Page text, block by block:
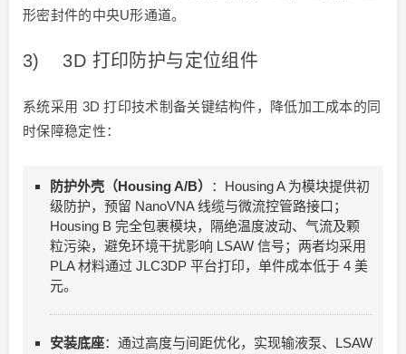
形密封件的中央U形通道。
3) 3D 打印防护与定位组件
系统采用 3D 打印技术制备关键结构件，降低加工成本的同
时保障稳定性：
防护外壳（Housing A/B）
：Housing A 为模块提供初
级防护，预留 NanoVNA 线缆与微流控管路接口；
Housing B 完全包裹模块，隔绝温度波动、气流及颗
粒污染，避免环境干扰影响 LSAW 信号；两者均采用
PLA 材料通过 JLC3DP 平台打印，单件成本低于 4 美
元。
安装底座：通过高度与间距优化，实现输液泵、LSAW